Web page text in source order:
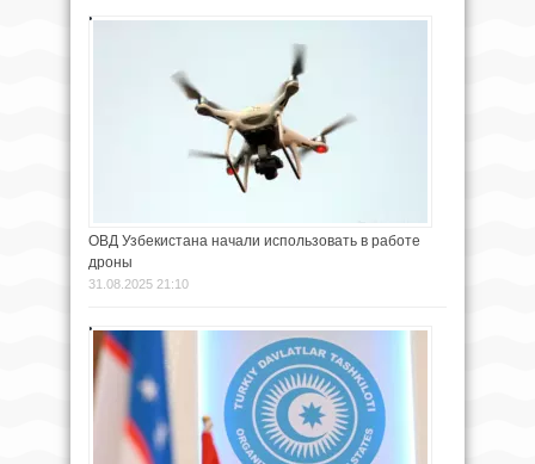
ОВД Узбекистана начали использовать в работе
дроны
31.08.2025 21:10